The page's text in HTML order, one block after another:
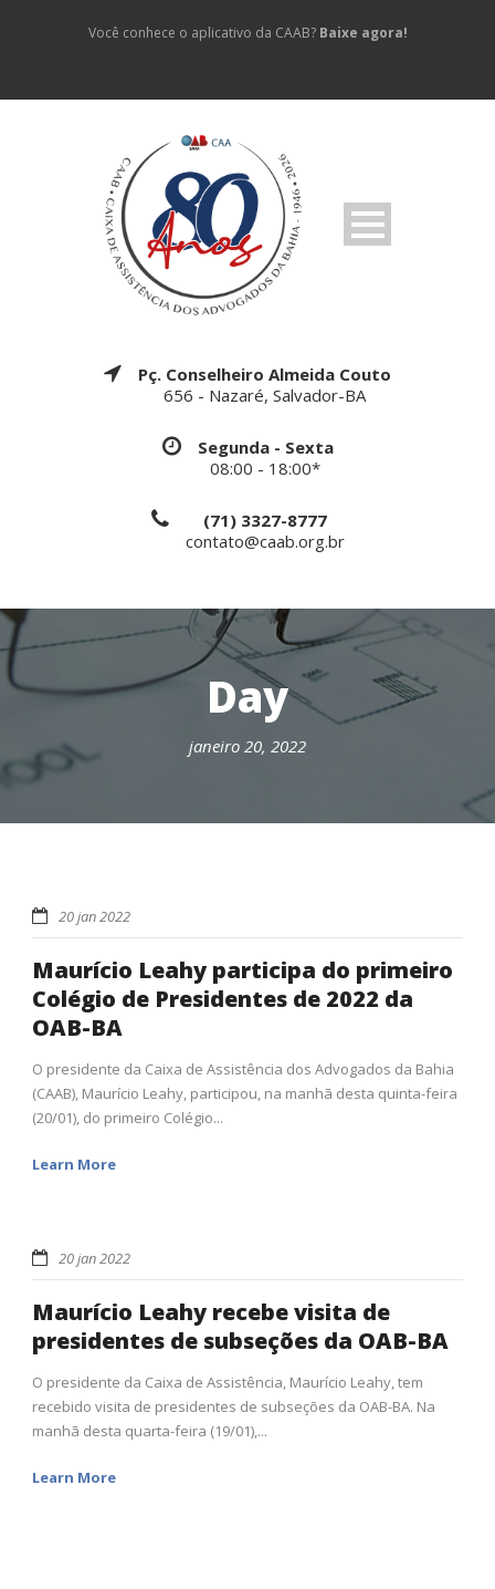
Você conhece o aplicativo da CAAB? Baixe agora!
Pç. Conselheiro Almeida Couto
656 - Nazaré, Salvador-BA
Segunda - Sexta
08:00 - 18:00*
(71) 3327-8777
contato@caab.org.br
Day
janeiro 20, 2022
20 jan 2022
Maurício Leahy participa do primeiro
Colégio de Presidentes de 2022 da
OAB-BA
O presidente da Caixa de Assistência dos Advogados da Bahia
(CAAB), Maurício Leahy, participou, na manhã desta quinta-feira
(20/01), do primeiro Colégio...
Learn More
20 jan 2022
Maurício Leahy recebe visita de
presidentes de subseções da OAB-BA
O presidente da Caixa de Assistência, Maurício Leahy, tem
recebido visita de presidentes de subseções da OAB-BA. Na
manhã desta quarta-feira (19/01),...
Learn More